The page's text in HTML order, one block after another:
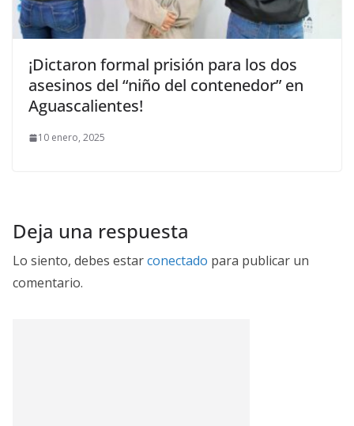
¡Dictaron formal prisión para los dos
asesinos del “niño del contenedor” en
Aguascalientes!
10 enero, 2025
Deja una respuesta
Lo siento, debes estarconectado para publicar un
comentario.